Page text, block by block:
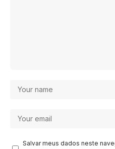
Salvar meus dados neste